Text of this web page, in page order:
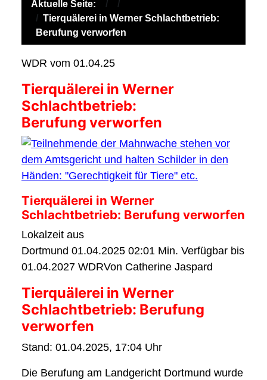
Aktuelle Seite:
Tierquälerei in Werner Schlachtbetrieb:
Berufung verworfen
WDR vom 01.04.25
Tierquälerei in Werner
Schlachtbetrieb:
Berufung verworfen
Tierquälerei in Werner
Schlachtbetrieb: Berufung verworfen
Lokalzeit aus
Dortmund 01.04.2025 02:01 Min. Verfügbar bis
01.04.2027 WDRVon Catherine Jaspard
Tierquälerei in Werner
Schlachtbetrieb: Berufung
verworfen
Stand: 01.04.2025, 17:04 Uhr
Die Berufung am Landgericht Dortmund wurde